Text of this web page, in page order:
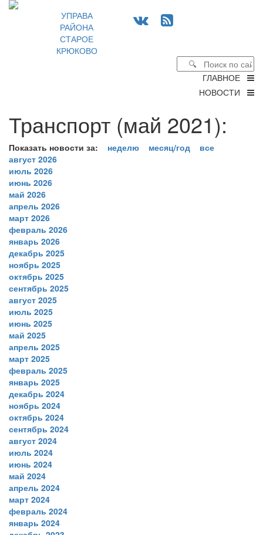
УПРАВА
РАЙОНА
СТАРОЕ
КРЮКОВО
ГЛАВНОЕ
НОВОСТИ
Транспорт (май 2021):
Показать новости за: неделю месяц/год
все
август 2026
июль 2026
июнь 2026
май 2026
апрель 2026
март 2026
февраль 2026
январь 2026
декабрь 2025
ноябрь 2025
октябрь 2025
сентябрь 2025
август 2025
июль 2025
июнь 2025
май 2025
апрель 2025
март 2025
февраль 2025
январь 2025
декабрь 2024
ноябрь 2024
октябрь 2024
сентябрь 2024
август 2024
июль 2024
июнь 2024
май 2024
апрель 2024
март 2024
февраль 2024
январь 2024